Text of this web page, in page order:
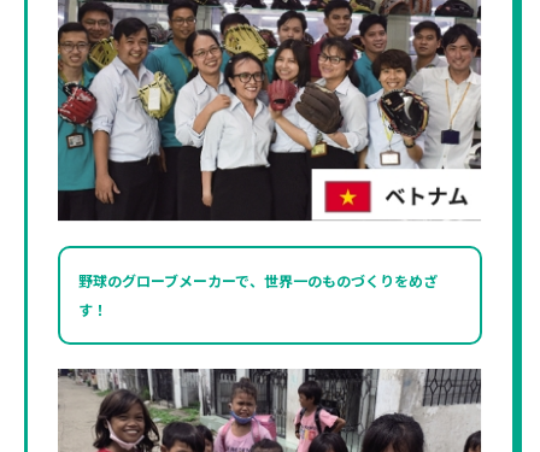
野球のグローブメーカーで、 世界一のものづくりをめざ
す！